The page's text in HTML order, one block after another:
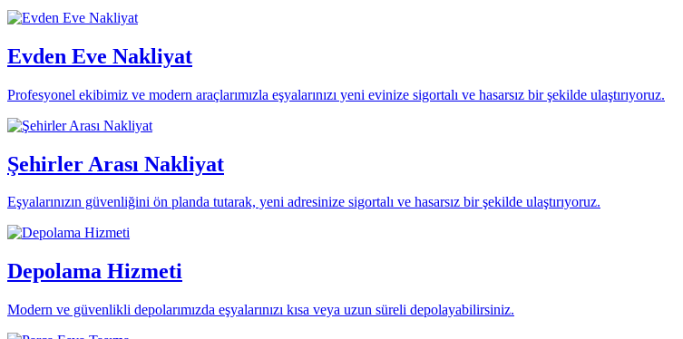
Evden Eve Nakliyat
Profesyonel ekibimiz ve modern araçlarımızla eşyalarınızı yeni evinize sigortalı ve hasarsız bir şekilde ulaştırıyoruz.
Şehirler Arası Nakliyat
Eşyalarınızın güvenliğini ön planda tutarak, yeni adresinize sigortalı ve hasarsız bir şekilde ulaştırıyoruz.
Depolama Hizmeti
Modern ve güvenlikli depolarımızda eşyalarınızı kısa veya uzun süreli depolayabilirsiniz.